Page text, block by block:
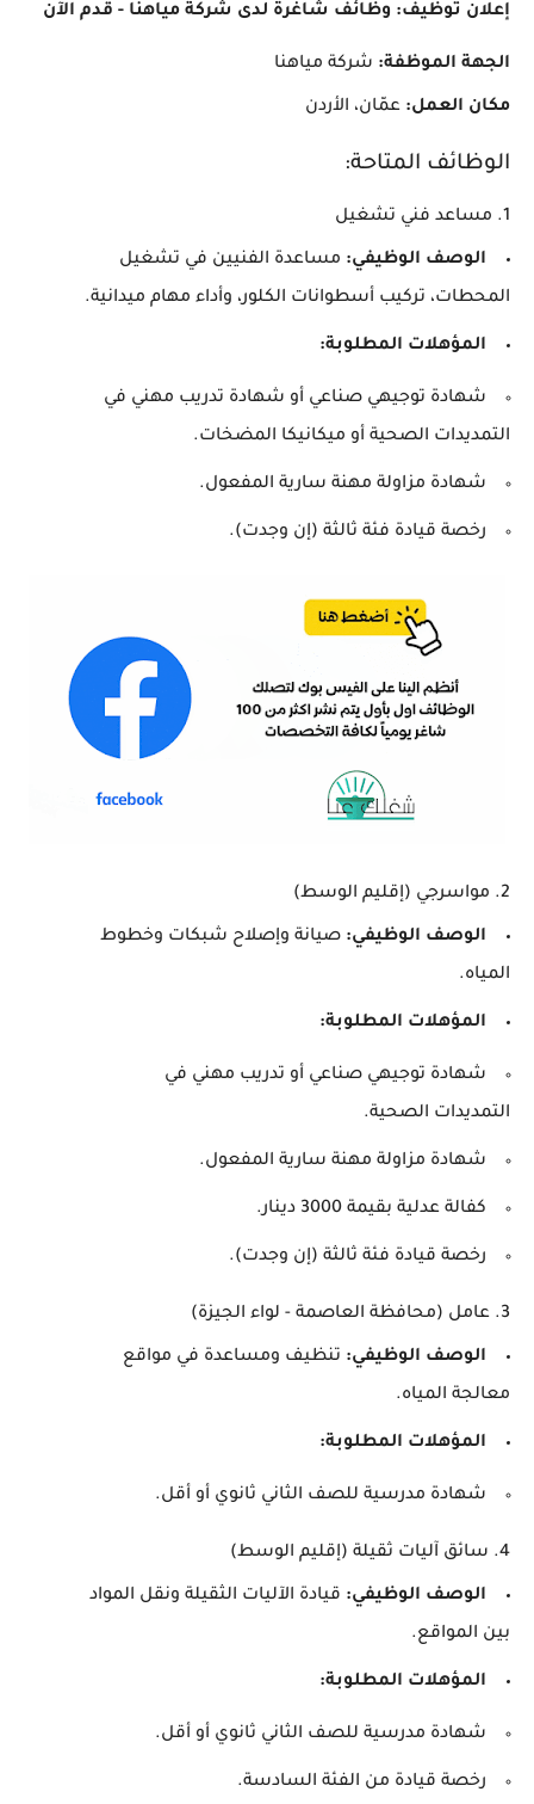
إعلان توظيف: وظائف شاغرة لدى شركة مياهنا - قدم الآن
الجهة الموظفة: شركة مياهنا
مكان العمل: عمّان، الأردن
الوظائف المتاحة:
1. مساعد فني تشغيل
الوصف الوظيفي: مساعدة الفنيين في تشغيل
المحطات، تركيب أسطوانات الكلور، وأداء مهام ميدانية.
المؤهلات المطلوبة:
شهادة توجيهي صناعي أو شهادة تدريب مهني في
التمديدات الصحية أو ميكانيكا المضخات.
شهادة مزاولة مهنة سارية المفعول.
رخصة قيادة فئة ثالثة (إن وجدت).
2. مواسرجي (إقليم الوسط)
الوصف الوظيفي: صيانة وإصلاح شبكات وخطوط
المياه.
المؤهلات المطلوبة:
شهادة توجيهي صناعي أو تدريب مهني في
التمديدات الصحية.
شهادة مزاولة مهنة سارية المفعول.
كفالة عدلية بقيمة 3000 دينار.
رخصة قيادة فئة ثالثة (إن وجدت).
3. عامل (محافظة العاصمة - لواء الجيزة)
الوصف الوظيفي: تنظيف ومساعدة في مواقع
معالجة المياه.
المؤهلات المطلوبة:
شهادة مدرسية للصف الثاني ثانوي أو أقل.
4. سائق آليات ثقيلة (إقليم الوسط)
الوصف الوظيفي: قيادة الآليات الثقيلة ونقل المواد
بين المواقع.
المؤهلات المطلوبة:
شهادة مدرسية للصف الثاني ثانوي أو أقل.
رخصة قيادة من الفئة السادسة.